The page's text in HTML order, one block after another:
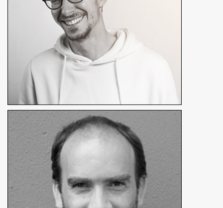
Nicolas Rodriguez
Animateur